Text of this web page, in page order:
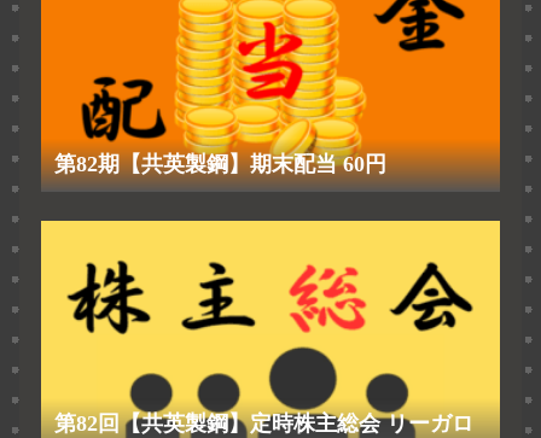
第82期【共英製鋼】期末配当 60円
第82回【共英製鋼】定時株主総会 リーガロ